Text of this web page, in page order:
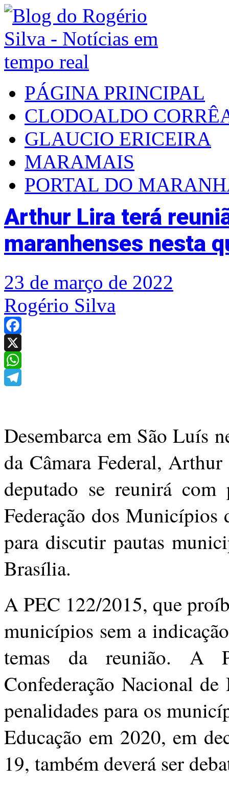
PÁGINA PRINCIPAL
CLODOALDO
GLAUCIO ERICEIRA
MARAMAIS
PORTAL DO
Arthur Lira terá
maranhenses nesta
23 de março de 2022
Rogério Silva
Facebook
X
WhatsApp
Desembarca em São Luís
da Câmara Federal,
deputado se reunirá
Federação dos Municípios
para discutir pautas
Brasília.
A PEC 122/2015, que
municípios sem a
temas da reunião. A
Confederação Nacional
penalidades para os
Educação em 2020, em
19, também deverá ser